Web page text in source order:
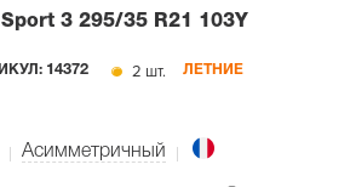
3 295/35 R21 103Y
14372 2 шт. ЛЕТНИЕ
Асимметричный